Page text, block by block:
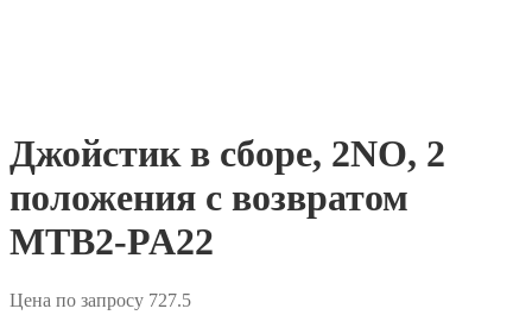
Джойстик в сборе, 2NO, 2
положения с возвратом
MTB2-PA22
Цена по запросу 727.5